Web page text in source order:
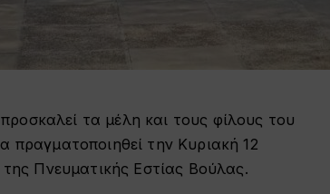
τα μέλη και τους φίλους του
πραγματοποιηθεί την Κυριακή 12
Πνευματικής Εστίας Βούλας.